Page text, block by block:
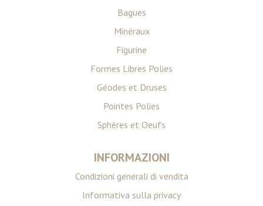
Bagues
Minéraux
Figurine
Formes Libres Polies
Géodes et Druses
Pointes Polies
Sphères et Oeufs
INFORMAZIONI
Condizioni generali di vendita
Informativa sulla privacy